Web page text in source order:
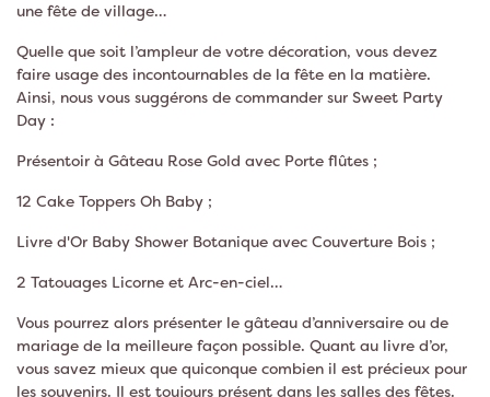
une fête de village…
Quelle que soit l’ampleur de votre décoration, vous devez
faire usage des incontournables de la fête en la matière.
Ainsi, nous vous suggérons de commander sur Sweet Party
Day :
Présentoir à Gâteau Rose Gold avec Porte flûtes ;
12 Cake Toppers Oh Baby ;
Livre d'Or Baby Shower Botanique avec Couverture Bois ;
2 Tatouages Licorne et Arc-en-ciel…
Vous pourrez alors présenter le gâteau d’anniversaire ou de
mariage de la meilleure façon possible. Quant au livre d’or,
vous savez mieux que quiconque combien il est précieux pour
les souvenirs. Il est toujours présent dans les salles des fêtes.